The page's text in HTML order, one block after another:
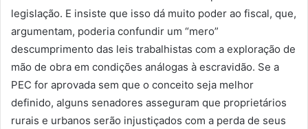
legislação. E insiste que isso dá muito poder ao fiscal, que,
argumentam, poderia confundir um “mero”
descumprimento das leis trabalhistas com a exploração de
mão de obra em condições análogas à escravidão. Se a
PEC for aprovada sem que o conceito seja melhor
definido, alguns senadores asseguram que proprietários
rurais e urbanos serão injustiçados com a perda de seus